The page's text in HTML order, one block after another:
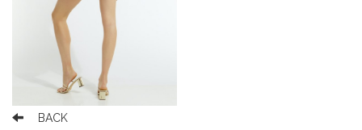
BACK